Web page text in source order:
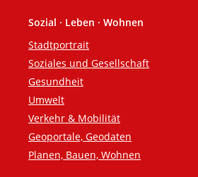
Sozial · Leben · Wohnen
Stadtportrait
Soziales und Gesellschaft
Gesundheit
Umwelt
Verkehr & Mobilität
Geoportale, Geodaten
Planen, Bauen, Wohnen